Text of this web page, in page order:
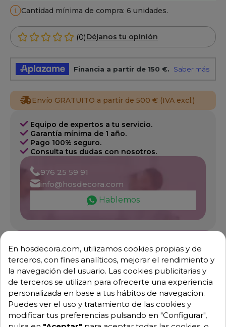
Cantidad mínima de compra: 6 unidades.
(0)Déjanos tu opinión
Envío GRATUITO a partir de 500 € (IVA excl.)
Equipo de expertos a tu servicio.
Garantía mínima de 1 año.
Pago 100% seguro.
Consulta tus dudas con nosotros.
976 25 59 91
info@hosdecora.com
Hablemos
En hosdecora.com, utilizamos cookies propias y de
terceros, con fines analíticos, mejorar el rendimiento y
la navegación del usuario. Las cookies publicitarias y
de terceros se utilizan para ofrecerte una experiencia
personalizada en base a tus hábitos de navegacion.
Puedes ver el uso y tratamiento de las cookies y
modificar tus preferencias pulsando en "Configurar",